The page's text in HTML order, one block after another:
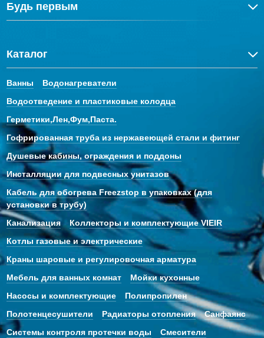
Будь первым
Каталог
Ванны
Водонагреватели
Водоотведение и пластиковые колодца
Герметики,Лен,Фум,Паста.
Гофрированная труба из нержавеющей стали и фитинг
Душевые кабины, ограждения и поддоны
Инсталляции для подвесных унитазов
Кабель для обогрева Freezstop в упаковках (для
установки в трубу)
Канализация
Коллекторы и комплектующие VIEIR
Котлы газовые и электрические
Краны шаровые и регулировочная арматура
Мебель для ванных комнат
Мойки кухонные
Насосы и комплектующие
Полипропилен
Полотенцесушители
Радиаторы отопления
Санфаянс
Системы контроля протечки воды
Смесители